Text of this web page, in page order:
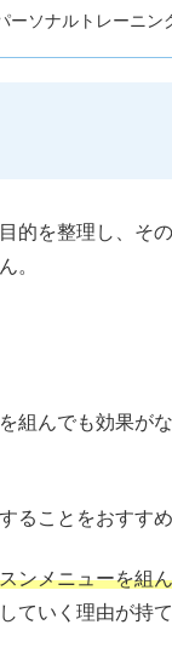
ーソナルトレーニン
的を整理し、そ
。
組んでも効果が
ることをおすすめ
ンメニューを組
していく理由が持